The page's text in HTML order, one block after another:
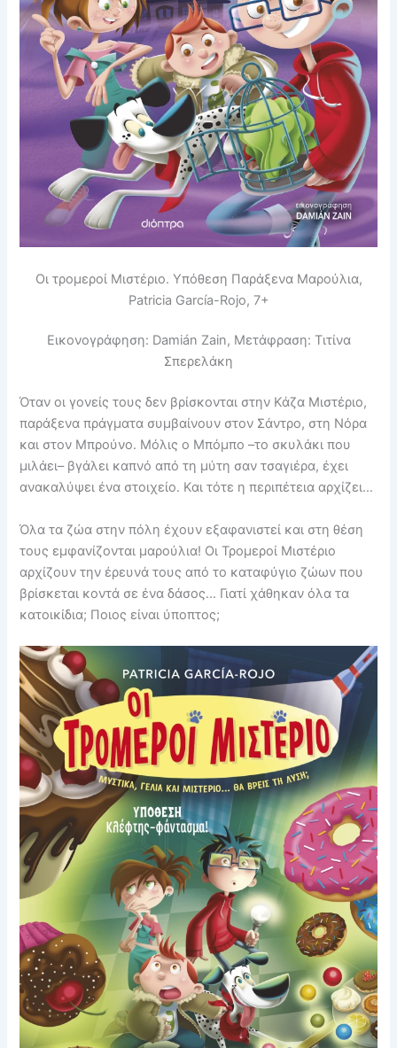
Οι τρομεροί Μιστέριο. Υπόθεση Παράξενα Μαρούλια,
Patricia García-Rojo, 7+
Εικονογράφηση: Damián Zain, Μετάφραση: Τιτίνα
Σπερελάκη
Όταν οι γονείς τους δεν βρίσκονται στην Κάζα Μιστέριο,
παράξενα πράγματα συμβαίνουν στον Σάντρο, στη Νόρα
και στον Μπρούνο. Μόλις ο Μπόμπο –το σκυλάκι που
μιλάει– βγάλει καπνό από τη μύτη σαν τσαγιέρα, έχει
ανακαλύψει ένα στοιχείο. Και τότε η περιπέτεια αρχίζει…
Όλα τα ζώα στην πόλη έχουν εξαφανιστεί και στη θέση
τους εμφανίζονται μαρούλια! Οι Τρομεροί Μιστέριο
αρχίζουν την έρευνά τους από το καταφύγιο ζώων που
βρίσκεται κοντά σε ένα δάσος… Γιατί χάθηκαν όλα τα
κατοικίδια; Ποιος είναι ύποπτος;